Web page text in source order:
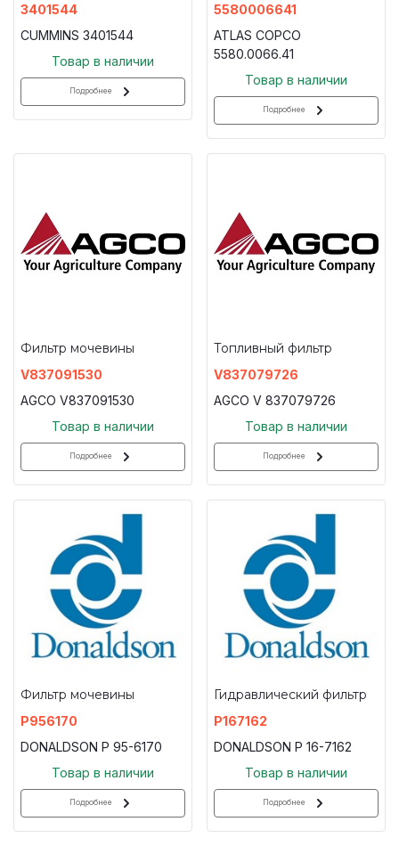
3401544
CUMMINS 3401544
Товар в наличии
Подробнее
5580006641
ATLAS COPCO
5580.0066.41
Товар в наличии
Подробнее
Фильтр мочевины
V837091530
AGCO V837091530
Товар в наличии
Подробнее
Топливный фильтр
V837079726
AGCO V 837079726
Товар в наличии
Подробнее
Фильтр мочевины
P956170
DONALDSON P 95-6170
Товар в наличии
Подробнее
Гидравлический фильтр
P167162
DONALDSON P 16-7162
Товар в наличии
Подробнее